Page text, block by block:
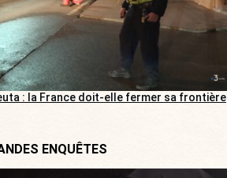
: la France doit-elle fermer sa frontière
ENQUÊTES